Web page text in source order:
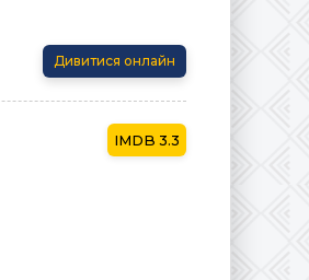
Дивитися онлайн
3.3